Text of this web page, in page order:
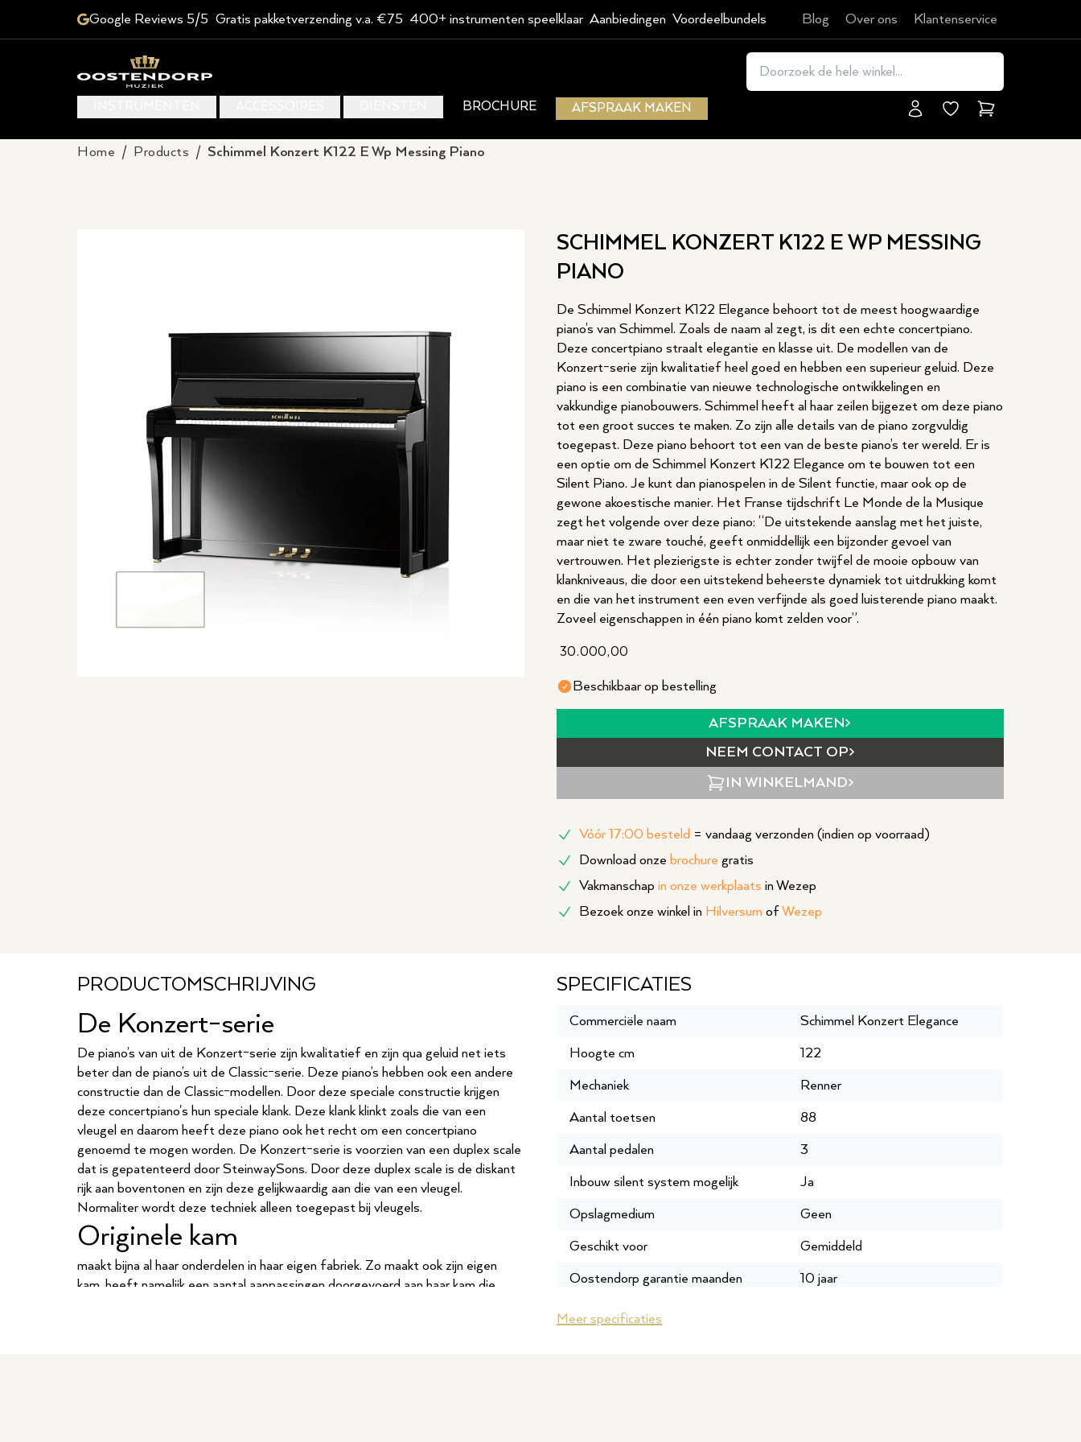
Google Reviews 5/5 Gratis pakketverzending v.a. €75 400+ instrumenten speelklaar Aanbiedingen Voordeelbundels Blog Over ons Klantenservice
BROCHURE AFSPRAAK MAKEN Winkelmand
Home / Products / Schimmel Konzert K122 E Wp Messing Piano
SCHIMMEL KONZERT K122 E WP MESSING
PIANO
De Schimmel Konzert K122 Elegance behoort tot de meest hoogwaardige
piano’s van Schimmel. Zoals de naam al zegt, is dit een echte concertpiano.
Deze concertpiano straalt elegantie en klasse uit. De modellen van de
Konzert-serie zijn kwalitatief heel goed en hebben een superieur geluid. Deze
piano is een combinatie van nieuwe technologische ontwikkelingen en
vakkundige pianobouwers. Schimmel heeft al haar zeilen bijgezet om deze piano
tot een groot succes te maken. Zo zijn alle details van de piano zorgvuldig
toegepast. Deze piano behoort tot een van de beste piano’s ter wereld. Er is
een optie om de Schimmel Konzert K122 Elegance om te bouwen tot een
Silent Piano. Je kunt dan pianospelen in de Silent functie, maar ook op de
gewone akoestische manier. Het Franse tijdschrift Le Monde de la Musique
zegt het volgende over deze piano: “De uitstekende aanslag met het juiste,
maar niet te zware touché, geeft onmiddellijk een bijzonder gevoel van
vertrouwen. Het plezierigste is echter zonder twijfel de mooie opbouw van
klankniveaus, die door een uitstekend beheerste dynamiek tot uitdrukking komt
en die van het instrument een even verfijnde als goed luisterende piano maakt.
Zoveel eigenschappen in één piano komt zelden voor”.
30.000,00
Beschikbaar op bestelling
AFSPRAAK MAKEN
NEEM CONTACT OP
IN WINKELMAND
Vóór 17:00 besteld = vandaag verzonden (indien op voorraad)
Download onze brochure gratis
Vakmanschap in onze werkplaats in Wezep
Bezoek onze winkel in Hilversum of Wezep
PRODUCTOMSCHRIJVING
De Konzert-serie
De piano’s van uit de Konzert-serie zijn kwalitatief en zijn qua geluid net iets
beter dan de piano’s uit de Classic-serie. Deze piano’s hebben ook een andere
constructie dan de Classic-modellen. Door deze speciale constructie krijgen
deze concertpiano's hun speciale klank. Deze klank klinkt zoals die van een
vleugel en daarom heeft deze piano ook het recht om een concertpiano
genoemd te mogen worden. De Konzert-serie is voorzien van een duplex scale
dat is gepatenteerd door SteinwaySons. Door deze duplex scale is de diskant
rijk aan boventonen en zijn deze gelijkwaardig aan die van een vleugel.
Normaliter wordt deze techniek alleen toegepast bij vleugels.
Originele kam
maakt bijna al haar onderdelen in haar eigen fabriek. Zo maakt ook zijn eigen
kam. heeft namelijk een aantal aanpassingen doorgevoerd aan haar kam die
SPECIFICATIES
Commerciële naam
Schimmel Konzert Elegance
Hoogte cm
122
Mechaniek
Renner
Aantal toetsen
88
Aantal pedalen
3
Inbouw silent system mogelijk
Ja
Opslagmedium
Geen
Geschikt voor
Gemiddeld
Oostendorp garantie maanden
10 jaar
Meer specificaties